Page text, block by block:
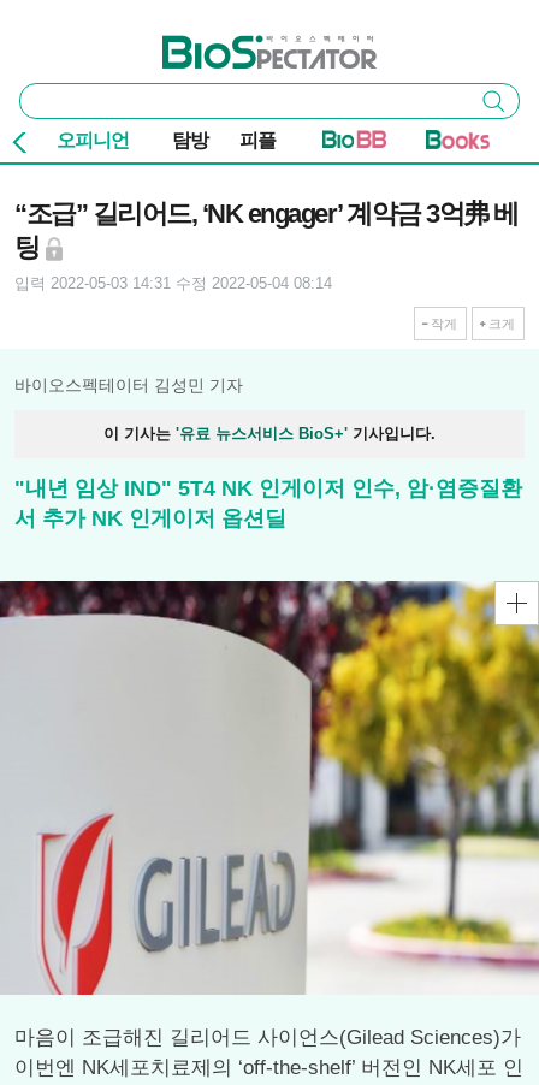
바이오스펙테이터
통
합
검
색
검색
오피니언 탐방 피플
“조급” 길리어드, ‘NK engager’ 계약금 3억弗 베
팅
입력 2022-05-03 14:31 수정 2022-05-04 08:14
작게 크게
바이오스펙테이터 김성민 기자
이 기사는 '유료 뉴스서비스 BioS+' 기사입니다.
"내년 임상 IND" 5T4 NK 인게이저 인수, 암·염증질환
서 추가 NK 인게이저 옵션딜
마음이 조급해진 길리어드 사이언스(Gilead Sciences)가
이번엔 NK세포치료제의 ‘off-the-shelf’ 버전인 NK세포 인